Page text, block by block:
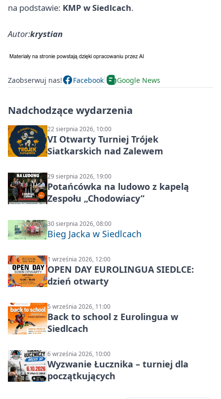
na podstawie: KMP w Siedlcach.
Autor:krystian
Zaobserwuj nas! Facebook Google News
Nadchodzące wydarzenia
22 sierpnia 2026, 10:00
VI Otwarty Turniej Trójek
Siatkarskich nad Zalewem
29 sierpnia 2026, 19:00
Potańcówka na ludowo z kapelą
Zespołu „Chodowiacy”
30 sierpnia 2026, 08:00
Bieg Jacka w Siedlcach
1 września 2026, 12:00
OPEN DAY EUROLINGUA SIEDLCE:
dzień otwarty
5 września 2026, 11:00
Back to school z Eurolingua w
Siedlcach
6 września 2026, 10:00
Wyzwanie Łucznika – turniej dla
początkujących